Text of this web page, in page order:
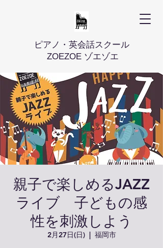
ピアノ・英会話スクール
ZOEZOE ゾエゾエ
親子で楽しめるJAZZ
ライブ 子どもの感
性を刺激しよう
2月27日(日)
  |
福岡市